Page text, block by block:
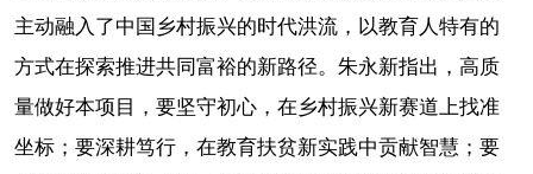
主动融入了中国乡村振兴的时代洪流，以教育人特有的
方式在探索推进共同富裕的新路径。朱永新指出，高质
量做好本项目，要坚守初心，在乡村振兴新赛道上找准
坐标；要深耕笃行，在教育扶贫新实践中贡献智慧；要